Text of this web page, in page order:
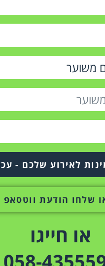
לאירוע שלכם -
שלחו הודעת ווטסאפ
או חייגו